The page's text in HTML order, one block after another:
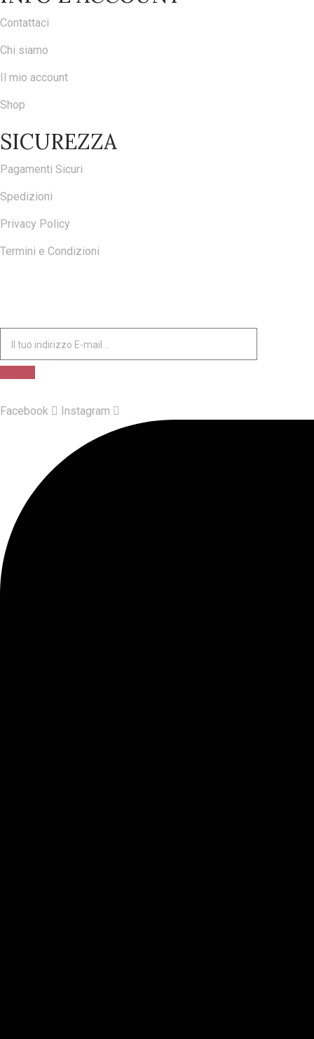
Contattaci
Chi siamo
Il mio account
Shop
SICUREZZA
Pagamenti Sicuri
Spedizioni
Privacy Policy
Termini e Condizioni
Facebook Instagram